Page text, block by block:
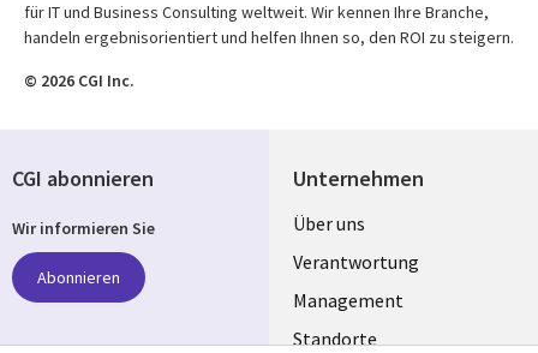
für IT und Business Consulting weltweit. Wir kennen Ihre Branche,
handeln ergebnisorientiert und helfen Ihnen so, den ROI zu steigern.
© 2026 CGI Inc.
Unternehmen
Useful
links
GERMANY
Über uns
Verantwortung
Management
Standorte
CGI abonnieren
Wir informieren Sie
Abonnieren